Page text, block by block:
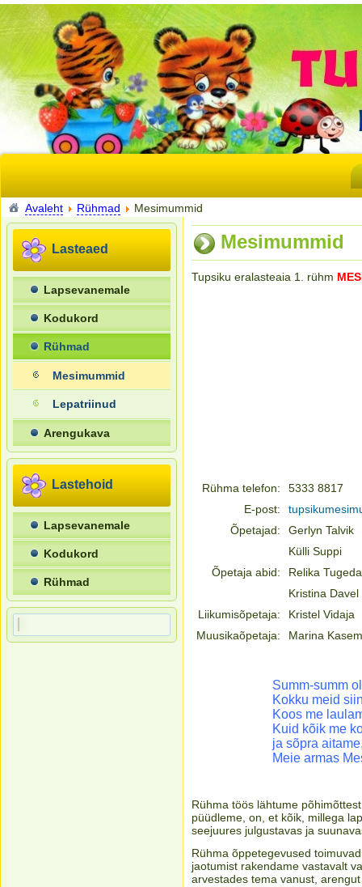
Avaleht Rühmad Mesimummid
Lasteaed
Lapsevanemale
Kodukord
Rühmad
Mesimummid
Lepatriinud
Arengukava
Lastehoid
Lapsevanemale
Kodukord
Rühmad
Mesimummid
Tupsiku eralasteaia 1. rühm
Rühma telefon:
5333 8817
E-post:
Õpetajad:
Gerlyn Talvik
Külli Suppi
Õpetaja abid:
Relika
Kristina Davel
Liikumisõpetaja:
Kristel Vidaja
Muusikaõpetaja:
Marina
Summ-summ
Kokku meid
Koos me
Kuid kõik me
ja sõpra
Meie armas
Rühma töös lähtume
püüdleme, on, et kõik, millega
seejuures julgustavas ja
Rühma õppetegevused
jaotumist rakendame vastavalt
arvestades tema vanust,